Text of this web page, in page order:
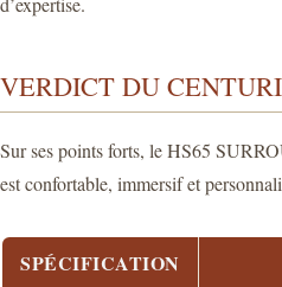
VERDICT DU
Sur ses points forts, le HS65
est confortable, immersif et
SPÉCIFICATION